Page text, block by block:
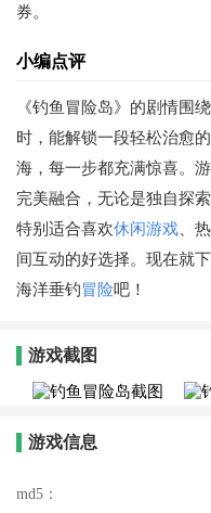
券。
小编点评
《钓鱼冒险岛》的剧情围
时，能解锁一段轻松治愈
海，每一步都充满惊喜。
完美融合，无论是独自探
特别适合喜欢休闲游戏 、
间互动的好选择。现在就
海洋垂钓冒险吧！
游戏截图
游戏信息
md5：